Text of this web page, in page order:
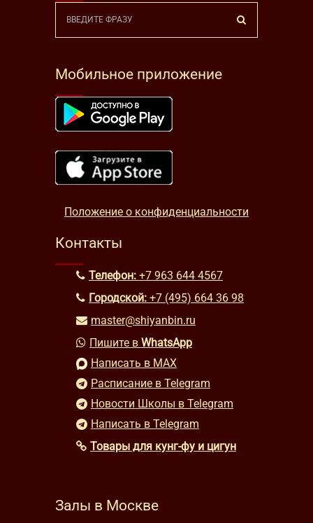
Мобильное приложение
Положение о конфиденциальности
Контакты
Телефон: +7 963 644 4567
Городской: +7 (495) 664 36 98
master@shiyanbin.ru
Пишите в WhatsApp
Написать в MAX
Расписание в Telegram
Новости Школы в Telegram
Написать в Telegram
Товары для кунг-фу и цигун
Залы в Москве